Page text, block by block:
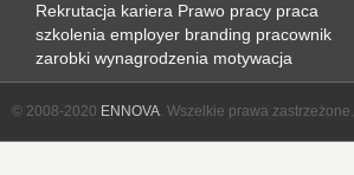
Rekrutacja kariera Prawo pracy praca
szkolenia employer branding pracownik
zarobki wynagrodzenia motywacja
© 2008-2020 ENNOVA. Wszelkie prawa zastrzeżone.